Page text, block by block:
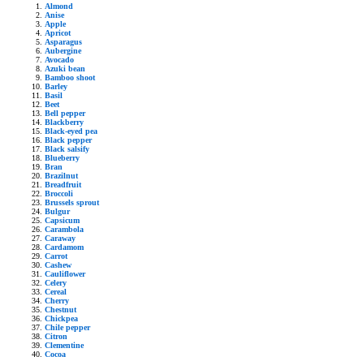
Almond
Anise
Apple
Apricot
Asparagus
Aubergine
Avocado
Azuki bean
Bamboo shoot
Barley
Basil
Beet
Bell pepper
Blackberry
Black-eyed pea
Black pepper
Black salsify
Blueberry
Bran
Brazilnut
Breadfruit
Broccoli
Brussels sprout
Bulgur
Capsicum
Carambola
Caraway
Cardamom
Carrot
Cashew
Cauliflower
Celery
Cereal
Cherry
Chestnut
Chickpea
Chile pepper
Citron
Clementine
Cocoa